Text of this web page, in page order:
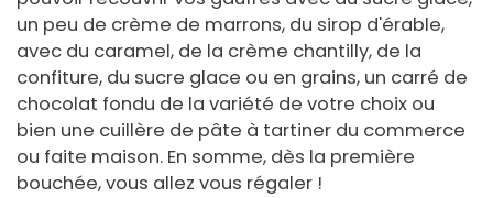
un peu de crème de marrons, du sirop d'érable,
avec du caramel, de la crème chantilly, de la
confiture, du sucre glace ou en grains, un carré de
chocolat fondu de la variété de votre choix ou
bien une cuillère de pâte à tartiner du commerce
ou faite maison. En somme, dès la première
bouchée, vous allez vous régaler !